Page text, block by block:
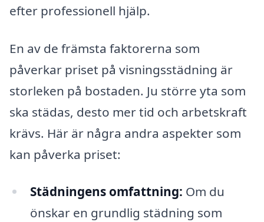
efter professionell hjälp.
En av de främsta faktorerna som
påverkar priset på visningsstädning är
storleken på bostaden. Ju större yta som
ska städas, desto mer tid och arbetskraft
krävs. Här är några andra aspekter som
kan påverka priset:
Städningens omfattning: Om du
önskar en grundlig städning som